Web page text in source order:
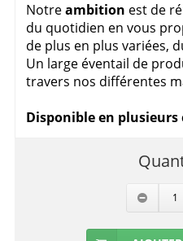
Notreambition est de
du quotidien en vous
de plus en plus variées,
Un large éventail de
travers nos différentes
Disponible en plusieurs